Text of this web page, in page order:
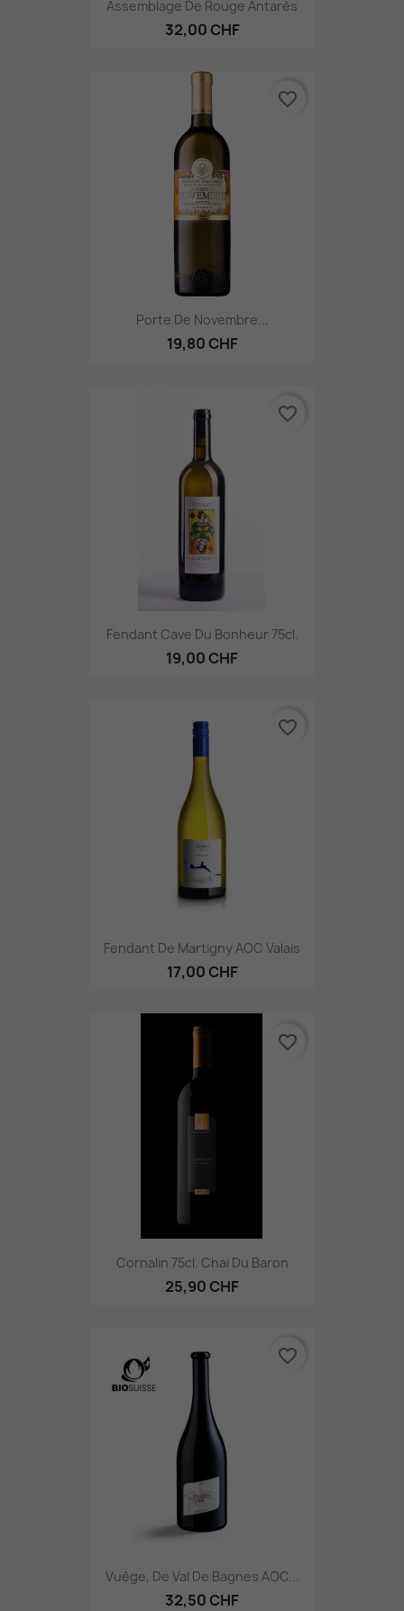
Assemblage De Rouge Antarès
32,00 CHF
Porte De Novembre...
19,80 CHF
favorite_border
Fendant Cave Du Bonheur 75cl.
19,00 CHF
favorite_border
Fendant De Martigny AOC Valais
17,00 CHF
favorite_border
Cornalin 75cl. Chai Du Baron
25,90 CHF
favorite_border
Vuège, De Val De Bagnes AOC...
32,50 CHF
favorite_border